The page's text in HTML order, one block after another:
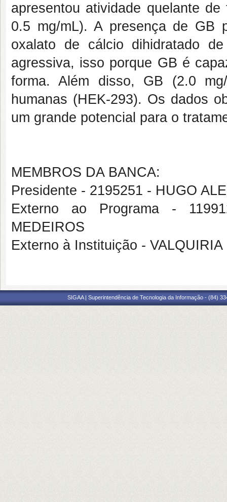
apresentou atividade quelante
0.5 mg/mL). A presença de GB
oxalato de cálcio dihidratado
agressiva, isso porque GB é
forma. Além disso, GB (2.0
humanas (HEK-293). Os dados
um grande potencial para o
MEMBROS DA BANCA:
Presidente - 2195251 - HUGO
Externo ao Programa -
MEDEIROS
Externo à Instituição -
SIGAA | Superintendência de Tecnologia da Informação - (84)